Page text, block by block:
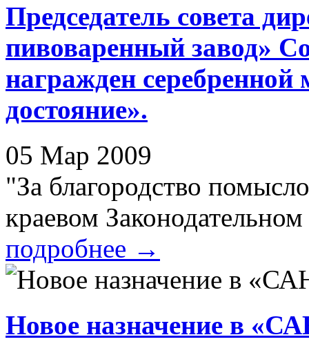
Председатель совета
пивоваренный завод»
награжден
достояние».
05 Мар 2009
"За благородство
краевом
подробнее →
Новое назначение в